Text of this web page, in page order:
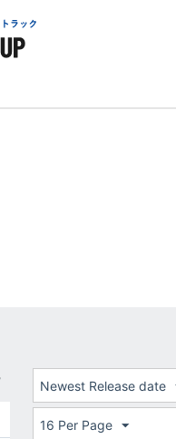
Newest Release date
16 Per Page